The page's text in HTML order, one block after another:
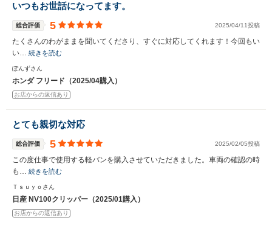
いつもお世話になってます。
総合評価 5 2025/04/11投稿
たくさんのわがままを聞いてくださり、すぐに対応してくれます！今回もい
い… 続きを読む
ぽんずさん
ホンダ フリード（2025/04購入）
お店からの返信あり
とても親切な対応
総合評価 5 2025/02/05投稿
この度仕事で使用する軽バンを購入させていただきました。車両の確認の時
も… 続きを読む
Ｔｓｕｙｏさん
日産 NV100クリッパー（2025/01購入）
お店からの返信あり